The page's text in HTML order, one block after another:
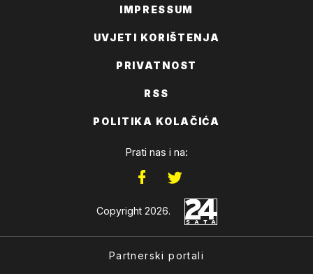
IMPRESSUM
UVJETI KORIŠTENJA
PRIVATNOST
RSS
POLITIKA KOLAČIĆA
Prati nas i na:
Copyright 2026.
Partnerski portali